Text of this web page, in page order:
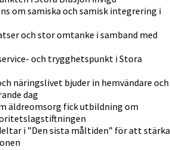
om samiska och samisk integrering i
och stor omtanke i samband med
och trygghetspunkt i Stora
näringslivet bjuder in hemvändare och
dag
äldreomsorg fick utbildning om
i ”Den sista måltiden” för att stärka